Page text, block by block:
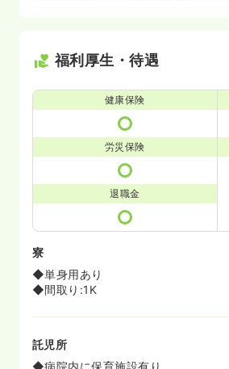
福利厚生・待遇
健康保険
労災保険
退職金
寮
◆単身用あり
◆間取り:1K
託児所